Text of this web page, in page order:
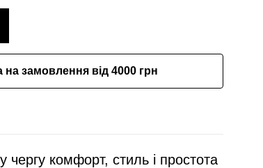
замовлення від 4000 грн
комфорт, стиль і простота